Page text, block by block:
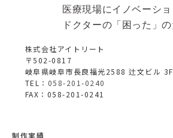
株式会社アイトリート
〒502-0817
岐阜県岐阜市長良福光2588 辻文ビル 3F
TEL： 058-201-0240
FAX：058-201-0241
制作実績